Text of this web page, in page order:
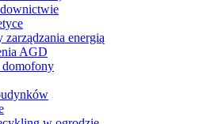
zarządzania energią
AGD